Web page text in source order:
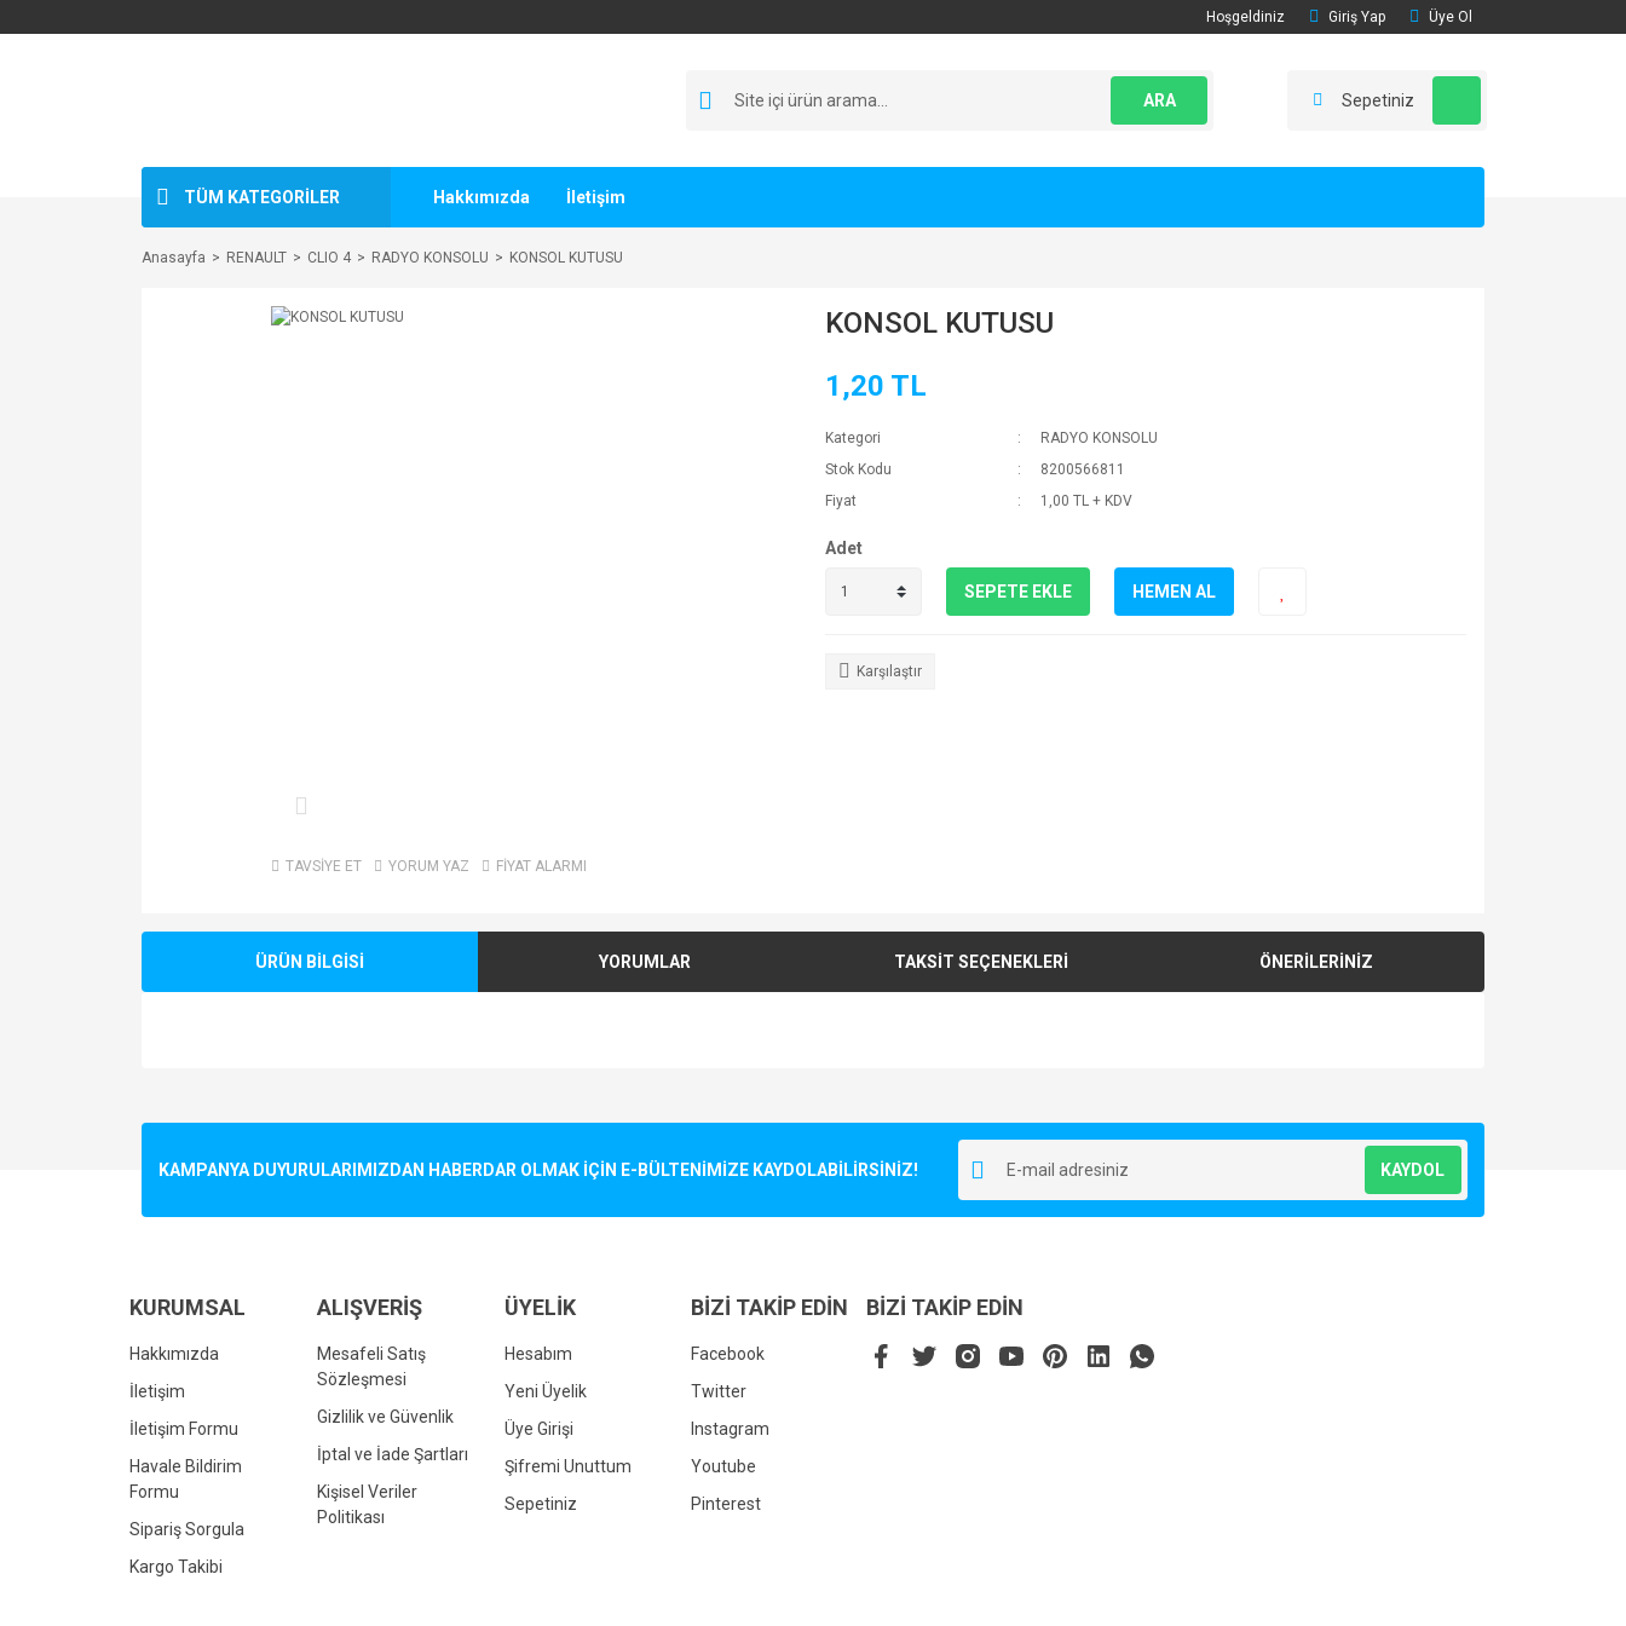
Hoşgeldiniz Giriş Yap Üye Ol
ARA Sepetiniz
TÜM KATEGORİLER Hakkımızda İletişim
Anasayfa RENAULT CLIO 4 RADYO KONSOLU KONSOL KUTUSU
TAVSİYE ET YORUM YAZ FİYAT ALARMI
KONSOL KUTUSU
1,20 TL
Kategori
RADYO KONSOLU
Stok Kodu
8200566811
Fiyat
1,00 TL + KDV
Adet
SEPETE EKLE HEMEN AL
Karşılaştır
ÜRÜN BİLGİSİ YORUMLAR TAKSİT SEÇENEKLERİ ÖNERİLERİNİZ
Ürün resmi kalitesiz, bozuk veya görüntülenemiyor.
Bu ürüne benzer farklı alternatifler olmalı.
KAMPANYA DUYURULARIMIZDAN HABERDAR OLMAK İÇİN E-BÜLTENİMİZE KAYDOLABİLİRSİNİZ! KAYDOL
KURUMSAL
Hakkımızda
İletişim
İletişim Formu
Havale Bildirim
Formu
Sipariş Sorgula
Kargo Takibi
ALIŞVERİŞ
Mesafeli Satış
Sözleşmesi
Gizlilik ve Güvenlik
İptal ve İade Şartları
Kişisel Veriler
Politikası
ÜYELİK
Hesabım
Yeni Üyelik
Üye Girişi
Şifremi Unuttum
Sepetiniz
BİZİ TAKİP EDİN
Facebook
Twitter
Instagram
Youtube
Pinterest
BİZİ TAKİP EDİN